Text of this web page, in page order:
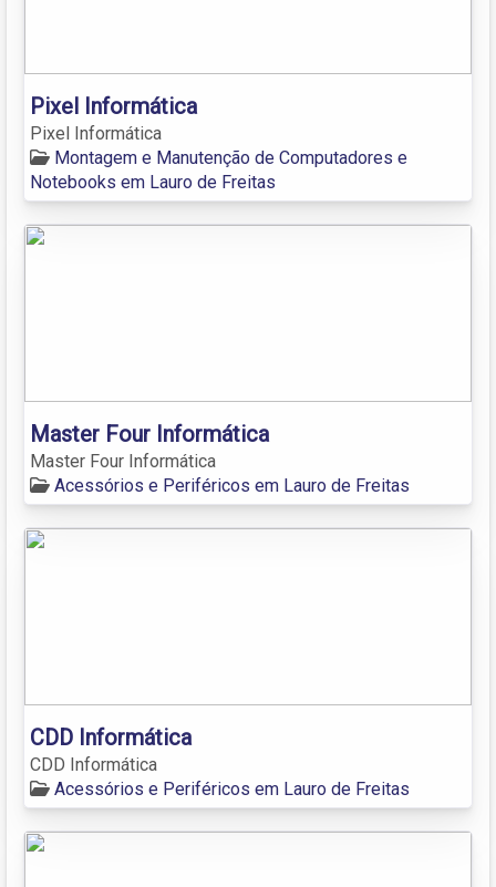
Pixel Informática
Pixel Informática
Montagem e Manutenção de Computadores e
Notebooks em Lauro de Freitas
Master Four Informática
Master Four Informática
Acessórios e Periféricos em Lauro de Freitas
CDD Informática
CDD Informática
Acessórios e Periféricos em Lauro de Freitas